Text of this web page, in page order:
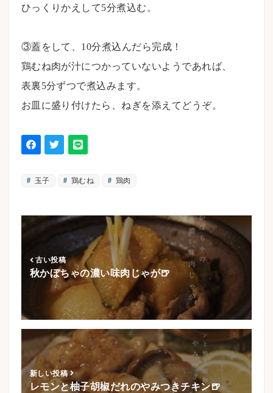
ひっくりかえして5分煮込む。
③蓋をして、10分煮込んだら完成！
鶏むね肉が汁につかっていないようであれば、
表裏5分ずつで煮込みます。
お皿に盛り付けたら、ねぎを添えてどうぞ。
玉子 鶏むね 鶏肉
古い投稿
秋かぼちゃの濃い味肉じゃが🍺
新しい投稿
レモンと柚子胡椒だれのやみつきチキン🍺